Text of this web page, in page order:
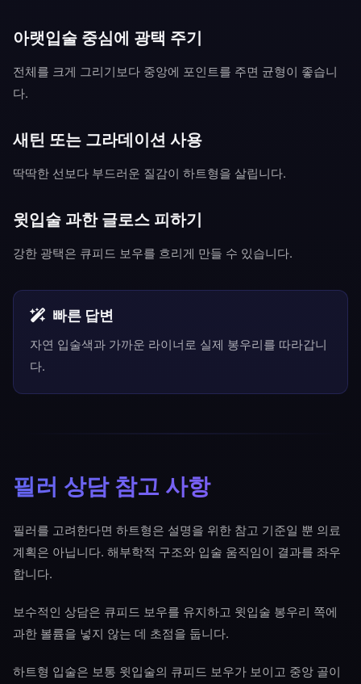
아랫입술 중심에 광택 주기
전체를 크게 그리기보다 중앙에 포인트를 주면 균형이 좋습니
다.
새틴 또는 그라데이션 사용
딱딱한 선보다 부드러운 질감이 하트형을 살립니다.
윗입술 과한 글로스 피하기
강한 광택은 큐피드 보우를 흐리게 만들 수 있습니다.
빠른 답변
자연 입술색과 가까운 라이너로 실제 봉우리를 따라갑니
다.
필러 상담 참고 사항
필러를 고려한다면 하트형은 설명을 위한 참고 기준일 뿐 의료
계획은 아닙니다. 해부학적 구조와 입술 움직임이 결과를 좌우
합니다.
보수적인 상담은 큐피드 보우를 유지하고 윗입술 봉우리 쪽에
과한 볼륨을 넣지 않는 데 초점을 둡니다.
하트형 입술은 보통 윗입술의 큐피드 보우가 보이고 중앙 골이